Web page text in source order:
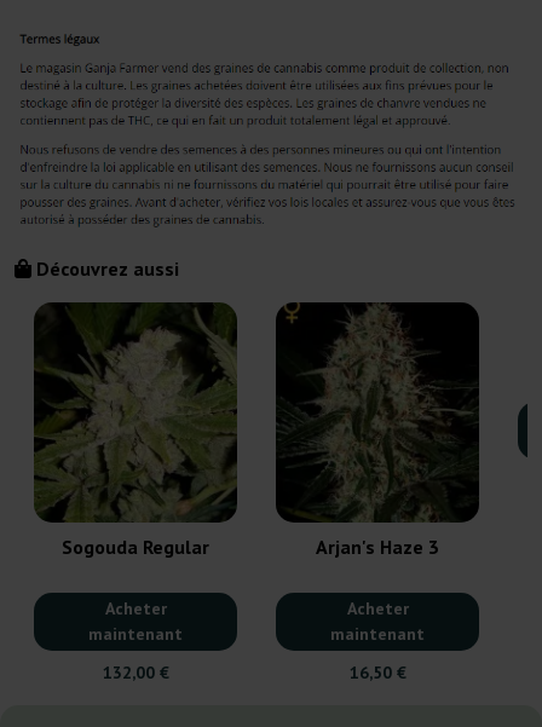
Découvrez aussi
Sogouda Regular
Acheter
maintenant
132,00 €
Arjan's Haze 3
Acheter
maintenant
16,50 €